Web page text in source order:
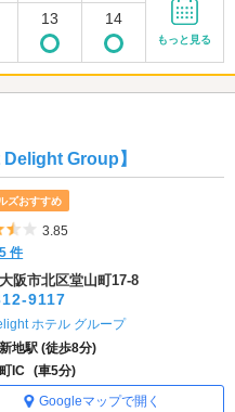
13 14
もっと見る
Group】
ズおすすめ
5つ星のうち3.5
3.85
5 件
阪市北区堂山町17-8
9117
ホテル グループ
地駅 (徒歩8分)
IC (車5分)
Googleマップで開く